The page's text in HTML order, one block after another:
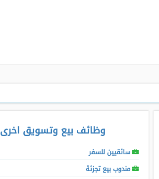
وظائف بيع وتسويق اخرى
سائقيين للسفر
مندوب بيع تجزئة